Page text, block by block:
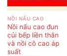
NỒI NẤU CAO
Nồi nấu cao đun
củi bếp liền thân
và nồi cô cao áp
suất